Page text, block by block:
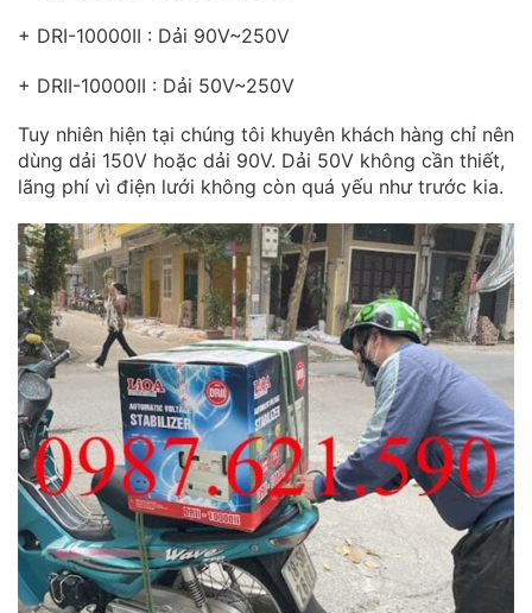
+ DRI-10000II : Dải 90V~250V
+ DRII-10000II : Dải 50V~250V
Tuy nhiên hiện tại chúng tôi khuyên khách hàng chỉ nên
dùng dải 150V hoặc dải 90V. Dải 50V không cần thiết,
lãng phí vì điện lưới không còn quá yếu như trước kia.